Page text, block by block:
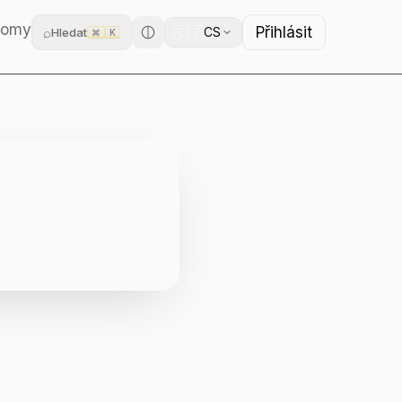
⌕Hledat ⌘ K CS Přihlásit